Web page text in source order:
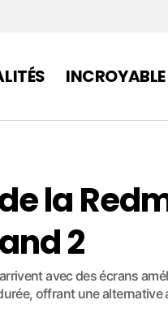
la
2
avec des écrans
offrant une